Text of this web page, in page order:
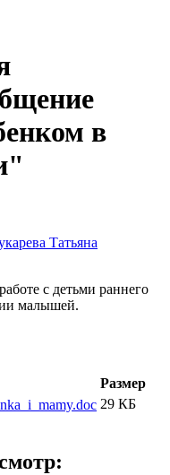
в
Татьяна
с детьми раннего
малышей.
Размер
29 КБ